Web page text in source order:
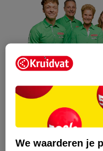
Kruidvat is een erkend
zelfzorg, ook online. Wat
gezondheidsvraag ook is,
We waarderen je